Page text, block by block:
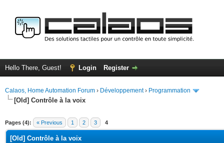
Hello There, Guest! Login Register
Calaos, Home Automation Forum › Développement› Programmation
[Old] Contrôle à la voix
Pages (4): « Previous 1 2 3 4
[Old] Contrôle à la voix